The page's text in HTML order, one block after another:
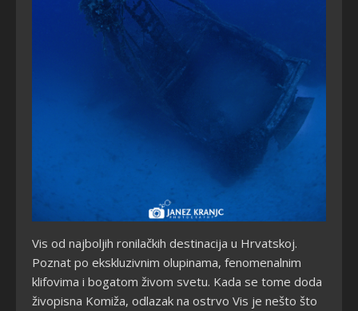
Vis od najboljih ronilačkih destinacija u Hrvatskoj.
Poznat po ekskluzivnim olupinama, fenomenalnim
klifovima i bogatom živom svetu. Kada se tome doda
živopisna Komiža, odlazak na ostrvo Vis je nešto što